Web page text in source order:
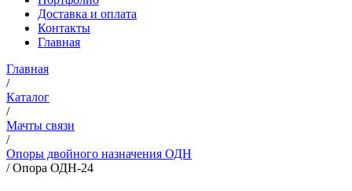
Доставка и оплата
Контакты
Главная
Главная
/
Каталог
/
Мачты связи
/
Опоры двойного назначения ОДН
/Опора ОДН-24